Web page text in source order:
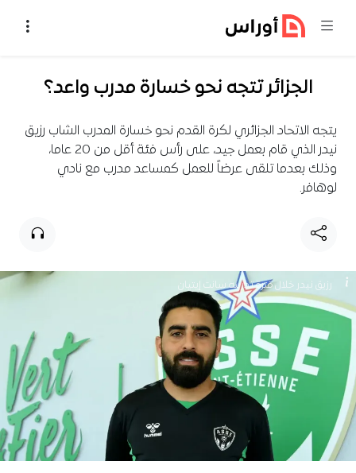
الجزائر تتجه نحو خسارة مدرب واعد؟
يتجه الاتحاد الجزائري لكرة القدم نحو خسارة المدرب الشاب رزيق
نيدر الذي قام بعمل جيد، على رأس فئة أقل من 20 عاما،
وذلك بعدما تلقى عرضاً للعمل كمساعد مدرب مع نادي
لوهافر.
رزيق نيدر خلال فترة تدريبه سانت إيتيان